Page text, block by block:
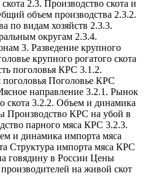
2.3. Производство скота и
объем производства 2.3.2.
по видам хозяйств 2.3.3.
округам 2.3.4.
3. Разведение крупного
крупного рогатого скота
поголовья КРС 3.1.2.
поголовья Поголовье КРС
направление 3.2.1. Рынок
скота 3.2.2. Объем и динамика
Производство КРС на убой в
парного мяса КРС 3.2.3.
и динамика импорта мяса
Структура импорта мяса КРС
говядину в России Цены
на живой скот